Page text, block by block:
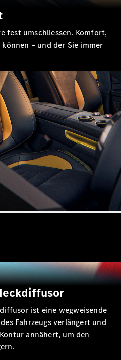
fest umschliessen. Komfort,
– und der Sie immer
ist eine wegweisende
Fahrzeugs verlängert und
annähert, um den